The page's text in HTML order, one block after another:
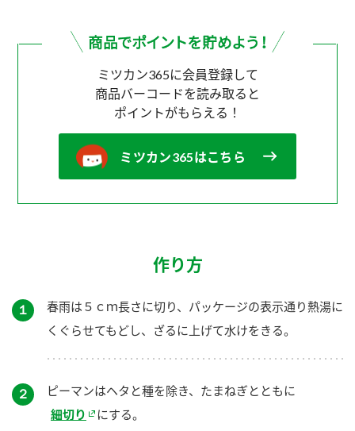
ミツカン365に会員登録して
商品バーコードを読み取ると
ポイントがもらえる！
ミツカン365はこちら
作り方
１
春雨は５ｃｍ長さに切り、パッケージの表示通り熱湯に
くぐらせてもどし、ざるに上げて水けをきる。
２
ピーマンはヘタと種を除き、たまねぎとともに
細切り
にする。